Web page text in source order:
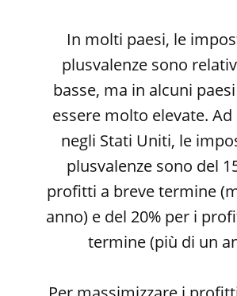
In molti paesi, le
plusvalenze sono
basse, ma in alcuni
essere molto elevate.
negli Stati Uniti, le
plusvalenze sono del
profitti a breve termine
anno) e del 20% per i
termine (più di un